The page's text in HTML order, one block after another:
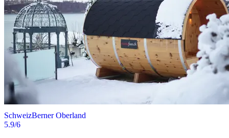
SchweizBerner Oberland
5.9/6